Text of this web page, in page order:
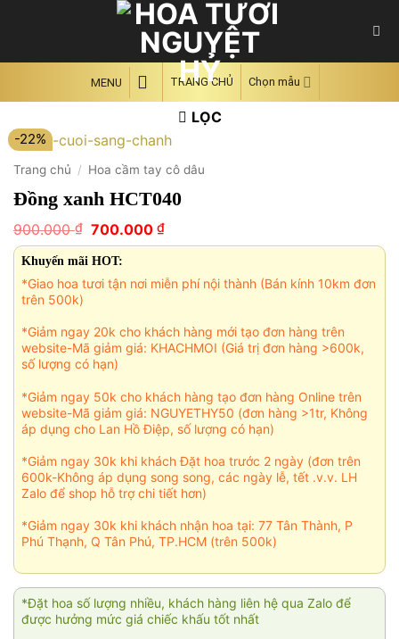
MENU TRANG CHỦ Chọn mẫu
LỌC
-22%
Trang chủ / Hoa cầm tay cô dâu
Đồng xanh HCT040
900.000₫ Giá
gốc
là:
900.000 ₫.
700.000 ₫Giá
hiện
700.000 ₫.
Khuyến mãi HOT:
*Giao hoa tươi tận nơi miễn phí nội thành (Bán kính 10km đơn
trên 500k)
*Giảm ngay 20k cho khách hàng mới tạo đơn hàng trên
website-Mã giảm giá: KHACHMOI (Giá trị đơn hàng >600k,
số lượng có hạn)
*Giảm ngay 50k cho khách hàng tạo đơn hàng Online trên
website-Mã giảm giá: NGUYETHY50 (đơn hàng >1tr, Không
áp dụng cho Lan Hồ Điệp, số lượng có hạn)
*Giảm ngay 30k khi khách Đặt hoa trước 2 ngày (đơn trên
600k-Không áp dụng song song, các ngày lễ, tết .v.v. LH
Zalo để shop hỗ trợ chi tiết hơn)
*Giảm ngay 30k khi khách nhận hoa tại: 77 Tân Thành, P
Phú Thạnh, Q Tân Phú, TP.HCM (trên 500k)
*Đặt hoa số lượng nhiều, khách hàng liên hệ qua Zalo để
được hưởng mức giá chiếc khấu tốt nhất